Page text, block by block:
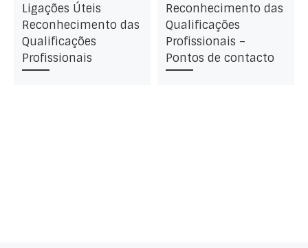
Ligações Úteis
Reconhecimento das
Qualificações
Profissionais
Reconhecimento das
Qualificações
Profissionais –
Pontos de contacto